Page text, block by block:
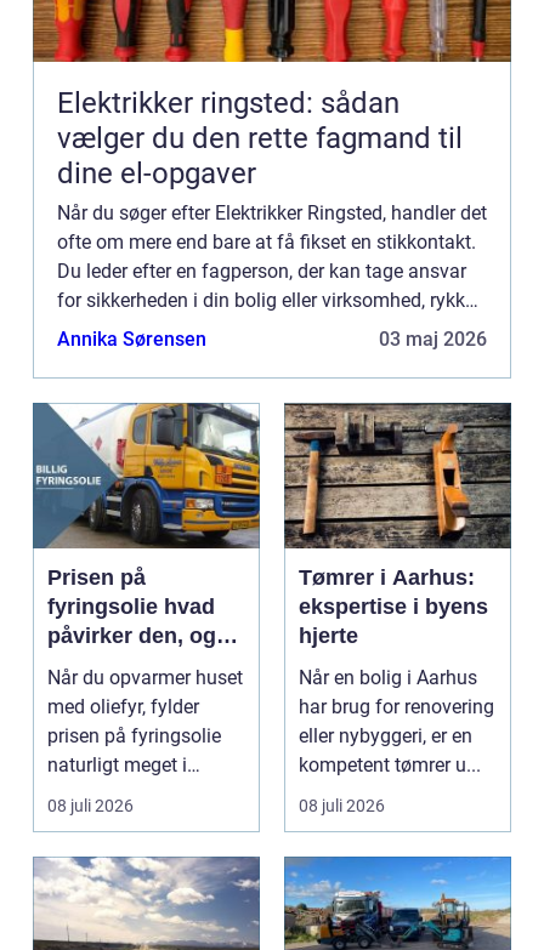
Elektrikker ringsted: sådan
vælger du den rette fagmand til
dine el-opgaver
Når du søger efter Elektrikker Ringsted, handler det
ofte om mere end bare at få fikset en stikkontakt.
Du leder efter en fagperson, der kan tage ansvar
for sikkerheden i din bolig eller virksomhed, rykke
hurtigt ud ved fejl og give dig tryghed i hve...
Annika Sørensen 03 maj 2026
Prisen på
fyringsolie hvad
påvirker den, og
hvordan får du
mest for pengene?
Når du opvarmer huset
med oliefyr, fylder
prisen på fyringsolie
naturligt meget i
budgettet. Mange o...
08 juli 2026
Tømrer i Aarhus:
ekspertise i byens
hjerte
Når en bolig i Aarhus
har brug for renovering
eller nybyggeri, er en
kompetent tømrer u...
08 juli 2026